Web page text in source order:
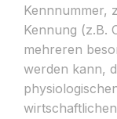
Kennnummer,
Kennung (z.B.
mehreren
werden kann,